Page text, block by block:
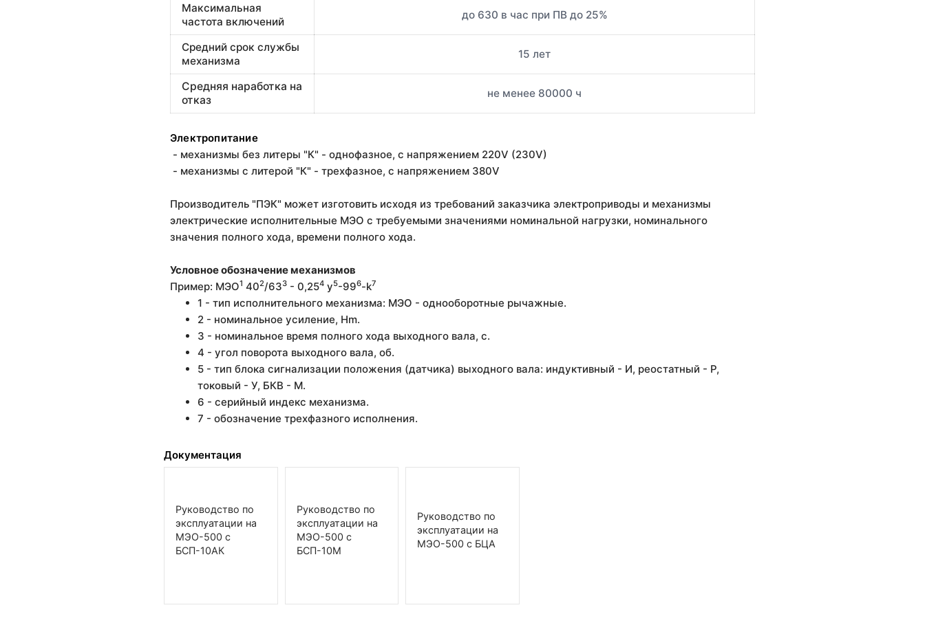
Максимальная
частота включений
до 630 в час при ПВ до 25%
Средний срок службы
механизма
15 лет
Средняя наработка на
отказ
не менее 80000 ч
Электропитание
- механизмы без литеры "К" - однофазное, с напряжением 220V (230V)
- механизмы с литерой "К" - трехфазное, с напряжением 380V
Производитель "ПЭК" может изготовить исходя из требований заказчика электроприводы и механизмы
электрические исполнительные МЭО с требуемыми значениями номинальной нагрузки, номинального
значения полного хода, времени полного хода.
Условное обозначение механизмов
Пример: МЭО1 402/633 - 0,254 у5-996-k7
1 - тип исполнительного механизма: МЭО - однооборотные рычажные.
2 - номинальное усиление, Hm.
3 - номинальное время полного хода выходного вала, с.
4 - угол поворота выходного вала, об.
5 - тип блока сигнализации положения (датчика) выходного вала: индуктивный - И, реостатный - Р,
токовый - У, БКВ - М.
6 - серийный индекс механизма.
7 - обозначение трехфазного исполнения.
Документация
Руководство по
эксплуатации на
МЭО-500 с
БСП-10АК
Руководство по
эксплуатации на
МЭО-500 с
БСП-10М
Руководство по
эксплуатации на
МЭО-500 с БЦА